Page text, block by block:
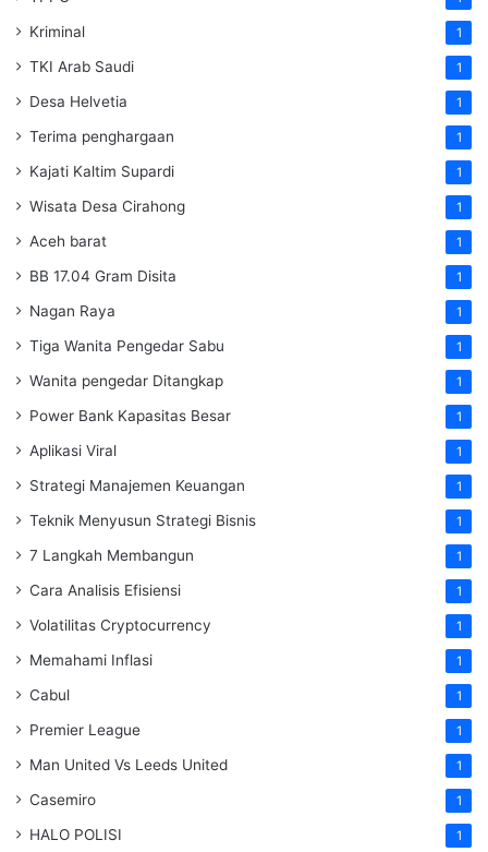
Kriminal 1
TKI Arab Saudi 1
Desa Helvetia 1
Terima penghargaan 1
Kajati Kaltim Supardi 1
Wisata Desa Cirahong 1
Aceh barat 1
BB 17.04 Gram Disita 1
Nagan Raya 1
Tiga Wanita Pengedar Sabu 1
Wanita pengedar Ditangkap 1
Power Bank Kapasitas Besar 1
Aplikasi Viral 1
Strategi Manajemen Keuangan 1
Teknik Menyusun Strategi Bisnis 1
7 Langkah Membangun 1
Cara Analisis Efisiensi 1
Volatilitas Cryptocurrency 1
Memahami Inflasi 1
Cabul 1
Premier League 1
Man United Vs Leeds United 1
Casemiro 1
HALO POLISI 1